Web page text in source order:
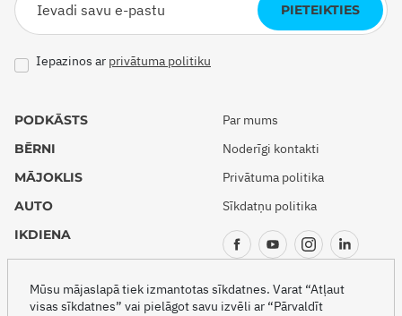
PIETEIKTIES
Iepazinos ar privātuma politiku
PODKĀSTS
BĒRNI
MĀJOKLIS
AUTO
IKDIENA
CEĻOJUMI
Par mums
Noderīgi kontakti
Privātuma politika
Sīkdatņu politika
Mūsu mājaslapā tiek izmantotas sīkdatnes. Varat “Atļaut
visas sīkdatnes” vai pielāgot savu izvēli ar “Pārvaldīt